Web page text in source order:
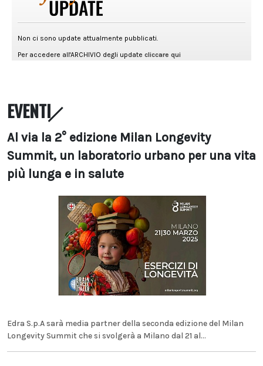
EVENTI
Al via la 2° edizione Milan Longevity
Summit, un laboratorio urbano per una vita
più lunga e in salute
Edra S.p.A sarà media partner della seconda edizione del Milan
Longevity Summit che si svolgerà a Milano dal 21 al...